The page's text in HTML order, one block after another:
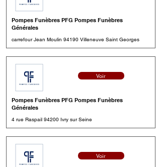
Pompes Funèbres PFG Pompes Funèbres
Générales
carrefour Jean Moulin 94190 Villeneuve Saint Georges
Voir
Pompes Funèbres PFG Pompes Funèbres
Générales
4 rue Raspail 94200 Ivry sur Seine
Voir